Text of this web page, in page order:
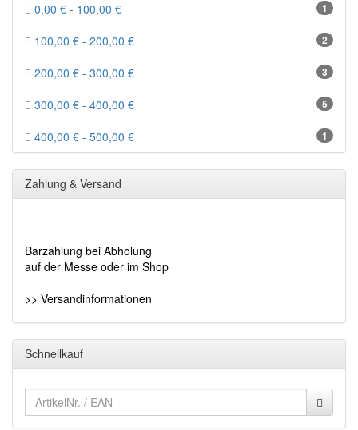
1
0,00 € - 100,00 €
2
100,00 € - 200,00 €
3
200,00 € - 300,00 €
5
300,00 € - 400,00 €
1
400,00 € - 500,00 €
Zahlung & Versand
Barzahlung bei Abholung
auf der Messe oder im Shop
>> Versandinformationen
Schnellkauf